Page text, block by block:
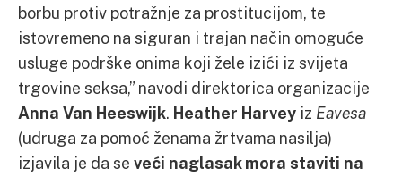
borbu protiv potražnje za prostitucijom, te
istovremeno na siguran i trajan način omoguće
usluge podrške onima koji žele izići iz svijeta
trgovine seksa,” navodi direktorica organizacije
Anna Van Heeswijk. Heather Harvey iz Eavesa
(udruga za pomoć ženama žrtvama nasilja)
izjavila je da se veći naglasak mora staviti na